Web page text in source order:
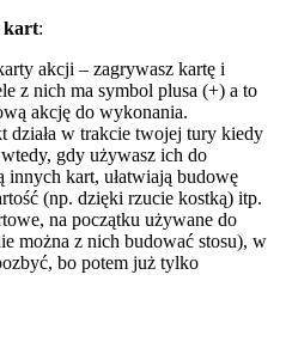
kart:
akcji – zagrywasz kartę i
z nich ma symbol plusa (+) a to
akcję do wykonania.
działa w trakcie twojej tury kiedy
gdy używasz ich do
innych kart, ułatwiają budowę
(np. dzięki rzucie kostką) itp.
na początku używane do
można z nich budować stosu), w
bo potem już tylko